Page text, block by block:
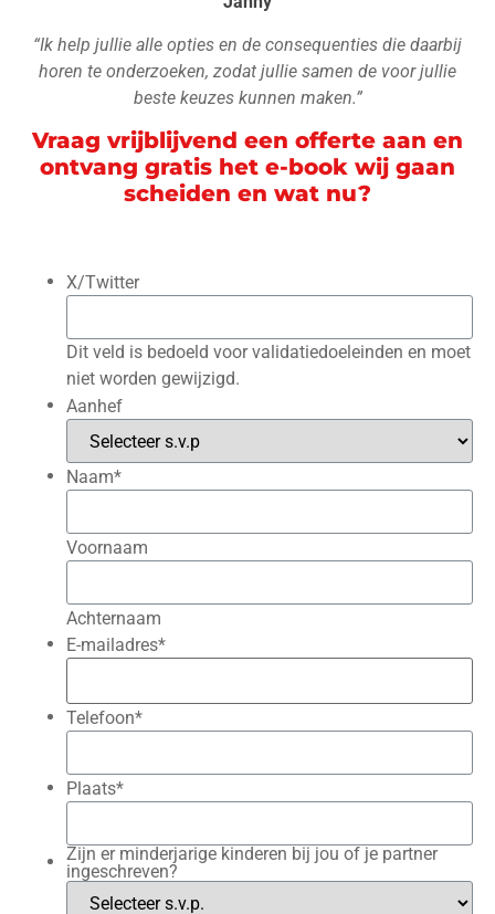
“Ik help jullie alle opties en de consequenties die daarbij
horen te onderzoeken, zodat jullie samen de voor jullie
beste keuzes kunnen maken.”
Vraag vrijblijvend een offerte aan en
ontvang gratis het e-book wij gaan
scheiden en wat nu?
X/Twitter
Dit veld is bedoeld voor validatiedoeleinden en moet
niet worden gewijzigd.
Aanhef
Naam*
Voornaam
Achternaam
E-mailadres*
Telefoon*
Plaats*
Zijn er minderjarige kinderen bij jou of je partner
ingeschreven?